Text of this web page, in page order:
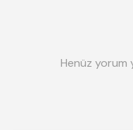
Henüz yorum